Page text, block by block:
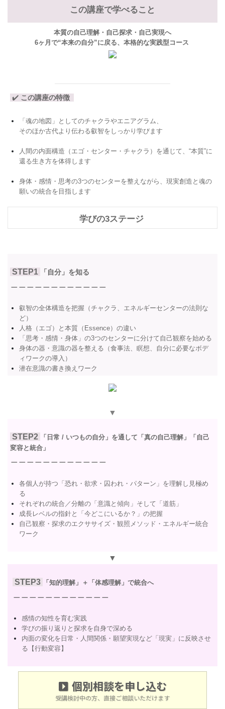
この講座で学べること
本質の自己理解・自己探求・自己実現へ
6ヶ月で“本来の自分”に戻る、本格的な実践型コース
✔️ この講座の特徴
「魂の地図」としてのチャクラやエニアグラム、
そのほか古代より伝わる叡智をしっかり学びます
人間の内面構造（エゴ・センター・チャクラ）を通じて、“本質”に
還る生き方を体得します
身体・感情・思考の3つのセンターを整えながら、現実創造と魂の
願いの統合を目指します
学びの3ステージ
STEP1 「自分」を知る
叡智の全体構造を把握（チャクラ、エネルギーセンターの法則な
ど）
人格（エゴ）と本質（Essence）の違い
「思考・感情・身体」の3つのセンターに分けて自己観察を始める
身体の器・意識の器を整える（食事法、瞑想、自分に必要なボデ
ィワークの導入）
潜在意識の書き換えワーク
▼
STEP2
「日常 / いつもの自分」を通して「真の自己理解」「自己
変容と統合」
各個人が持つ「恐れ・欲求・囚われ・パターン」を理解し見極め
る
それぞれの統合／分離の「意識と傾向」そして「道筋」
成長レベルの指針と「今どこにいるか？」の把握
自己観察・探求のエクササイズ・観照メソッド・エネルギー統合
ワーク
▼
STEP3 「知的理解」＋「体感理解」で統合へ
感情の知性を育む実践
学びの振り返りと探求を自身で深める
内面の変化を日常・人間関係・願望実現など「現実」に反映させ
る【行動変容】
個別相談を申し込む
受講検討中の方、直接ご相談いただけます